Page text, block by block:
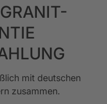
mit deutschen
zusammen.